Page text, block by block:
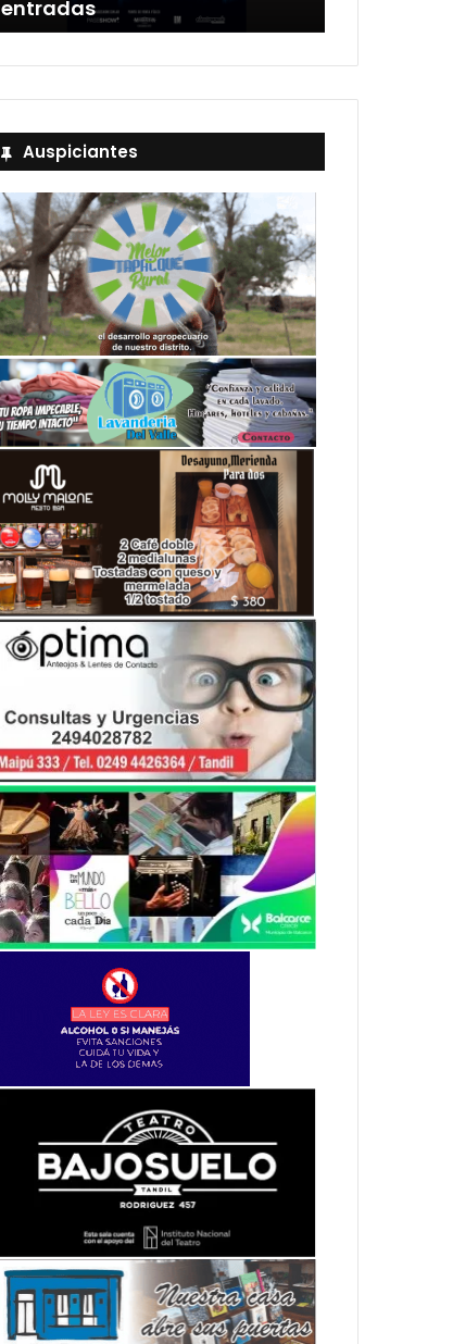
entradas
Auspiciantes